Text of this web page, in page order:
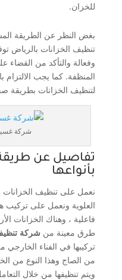
للخزان.
بغض النظر عن الطريقة
تنظيف الخزانات بالرياض
وفعالة والتأكد من القضاء
المنظفة. كما يجب الالتزام
لتنظيف الخزانات بطريقة
شركة
تفاصيل عن
بأنواعها
نعمل على تنظيف الخزانات
العلوية ونعمل على تركيب
فاعلية ، وهناك الخزانات
طرق معينة من شركة
تركيبها في الفناء
من الصاج وهذا النوع من
ويتم تنظيفها من خلال